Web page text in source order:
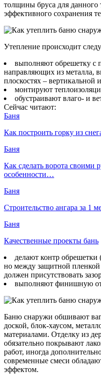
толщины бруса для данного
эффективного сохранения
Утепление происходит
выполняют обрешетку с
направляющих из металла,
плоскостях – вертикальной
монтируют
обустраивают влаго- и
Сейчас читают:
Баня
Как построить горку из
Баня
Как сделать ворота своими
особенности…
Баня
Строительство ангара за 1
Баня
Качественные проекты бань
делают контр обрешетки
но между защитной
должен присутствовать
выполняют финишную
Баню снаружи обшивают
доской, блок-хаусом,
материалами. Отделку из
обязательно покрывают
работ, иногда
современные смеси
эффектом.